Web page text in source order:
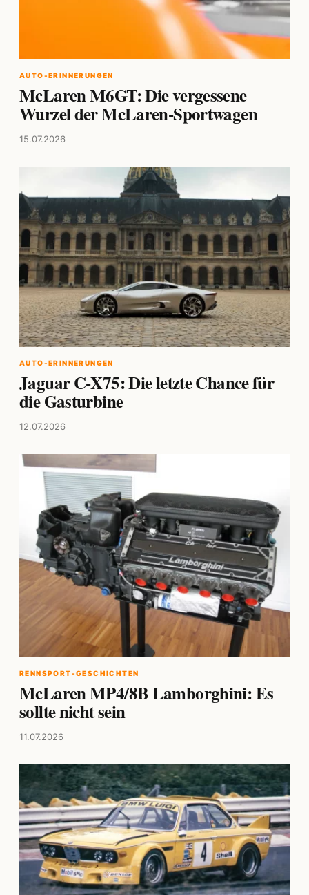
AUTO-ERINNERUNGEN
McLaren M6GT: Die vergessene
Wurzel der McLaren-Sportwagen
15.07.2026
AUTO-ERINNERUNGEN
Jaguar C-X75: Die letzte Chance für
die Gasturbine
12.07.2026
RENNSPORT-GESCHICHTEN
McLaren MP4/8B Lamborghini: Es
sollte nicht sein
11.07.2026